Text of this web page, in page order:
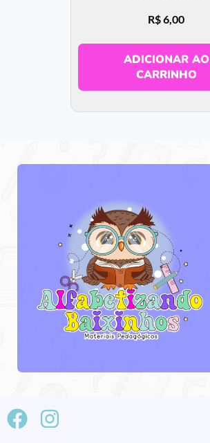
R$6,00
ADICIONAR AO
CARRINHO